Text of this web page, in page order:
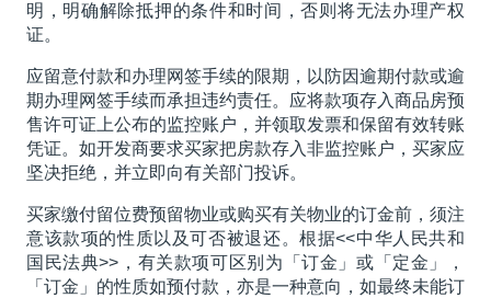
明，明确解除抵押的条件和时间，否则将无法办理产权
证。
应留意付款和办理网签手续的限期，以防因逾期付款或逾
期办理网签手续而承担违约责任。应将款项存入商品房预
售许可证上公布的监控账户，并领取发票和保留有效转账
凭证。如开发商要求买家把房款存入非监控账户，买家应
坚决拒绝，并立即向有关部门投诉。
买家缴付留位费预留物业或购买有关物业的订金前，须注
意该款项的性质以及可否被退还。根据<<中华人民共和
国民法典>>，有关款项可区别为「订金」或「定金」，
「订金」的性质如预付款，亦是一种意向，如最终未能订